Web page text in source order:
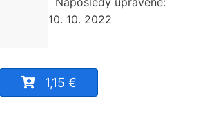
10. 10. 2022
1,15 €